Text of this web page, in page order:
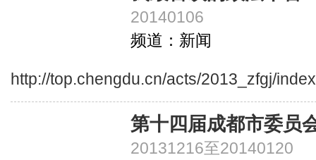
20140106
频道：新闻
http://top.chengdu.cn/acts/2013_zfgj/
第十四届成都市委员
20131216至20140120